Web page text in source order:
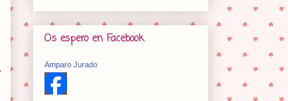
Os espero en Facebook
Amparo Jurado